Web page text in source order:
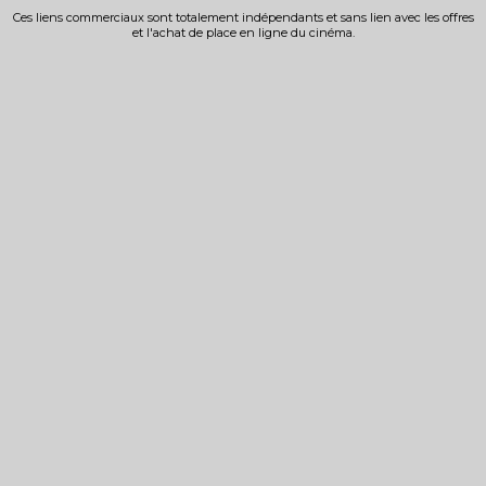
Ces liens commerciaux sont totalement indépendants et sans lien avec les offres
et l'achat de place en ligne du cinéma.